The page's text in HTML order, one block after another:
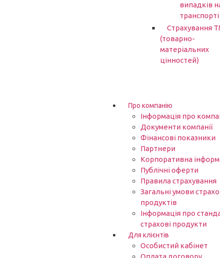
випадків
транспорті
Страхування
(товарно-
матеріальних
цінностей)
Про компанію
Інформація про
Документи компанії
Фінансові показники
Партнери​
Корпоративна
Публічні оферти
Правила страхування
Загальні умови
продуктів
Інформація про
страхові продукти
Для клієнтів
Особистий кабінет
Оплата договору